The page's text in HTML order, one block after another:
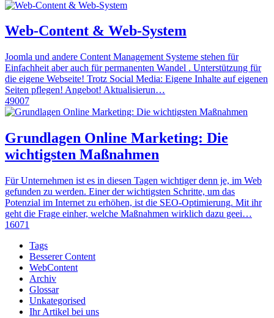
Web-Content & Web-System
Joomla und andere Content Management Systeme stehen für
Einfachheit aber auch für permanenten Wandel . Unterstützung für
die eigene Webseite! Trotz Social Media: Eigene Inhalte auf eigenen
Seiten pflegen! Angebot! Aktualisierun…
49007
Grundlagen Online Marketing: Die
wichtigsten Maßnahmen
Für Unternehmen ist es in diesen Tagen wichtiger denn je, im Web
gefunden zu werden. Einer der wichtigsten Schritte, um das
Potenzial im Internet zu erhöhen, ist die SEO-Optimierung. Mit ihr
geht die Frage einher, welche Maßnahmen wirklich dazu geei…
16071
Tags
Besserer Content
WebContent
Archiv
Glossar
Unkategorised
Ihr Artikel bei uns